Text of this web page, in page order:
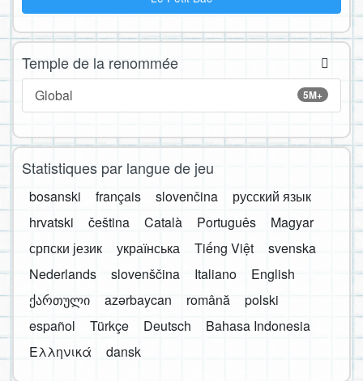
Temple de la renommée
5M+
Global
Statistiques par langue de jeu
bosanski français slovenčina
русский язык
hrvatski
čeština Català Português
Magyar
српски језик
українська Tiếng Việt
svenska
Nederlands
slovenščina Italiano
English
ქართული
azərbaycan română
polski
español
Türkçe Deutsch
Bahasa Indonesia
Ελληνικά
dansk